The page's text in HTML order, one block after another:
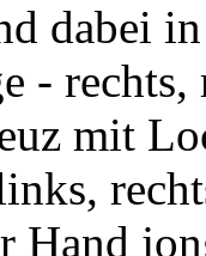
dabei
-
mit
Hand